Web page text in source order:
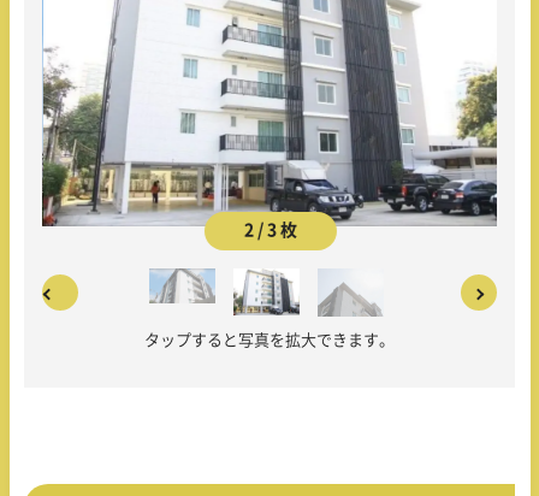
2 / 3 枚
タップすると写真を拡大できます。